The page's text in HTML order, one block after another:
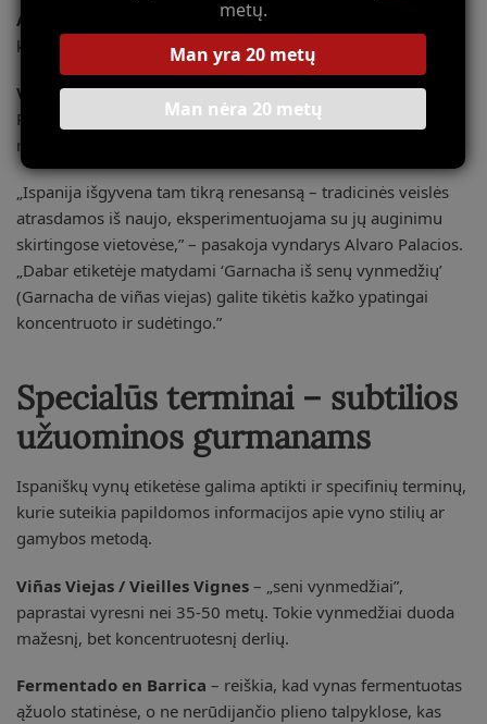
Albariño
– aromatingos baltosios vynuogės iš Galicijos, iš
kurių gaminami gaivūs, mineraliniai vynai.
Verdejo– centrinės Ispanijos baltoji veislė, ypač populiari
Rueda regione, pasižyminti žoliškais aromatais ir ryškiu
rūgštingumu.
„Ispanija išgyvena tam tikrą renesansą – tradicinės veislės
atrasdamos iš naujo, eksperimentuojama su jų auginimu
skirtingose vietovėse,” – pasakoja vyndarys Alvaro Palacios.
„Dabar etiketėje matydami ‘Garnacha iš senų vynmedžių’
(Garnacha de viñas viejas) galite tikėtis kažko ypatingai
koncentruoto ir sudėtingo.”
Specialūs terminai – subtilios
užuominos gurmanams
Ispaniškų vynų etiketėse galima aptikti ir specifinių terminų,
kurie suteikia papildomos informacijos apie vyno stilių ar
gamybos metodą.
Viñas Viejas / Vieilles Vignes – „seni vynmedžiai”,
paprastai vyresni nei 35-50 metų. Tokie vynmedžiai duoda
mažesnį, bet koncentruotesnį derlių.
Fermentado en Barrica – reiškia, kad vynas fermentuotas
ąžuolo statinėse, o ne nerūdijančio plieno talpyklose, kas
metų.
Man yra 20 metų
Man nėra 20 metų